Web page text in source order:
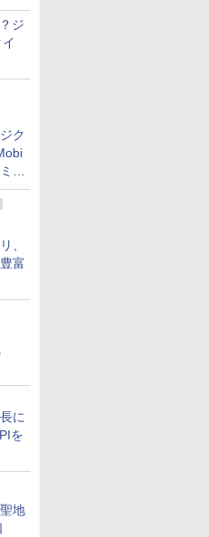
ジ
ク
ッ
、
富
に
を
地